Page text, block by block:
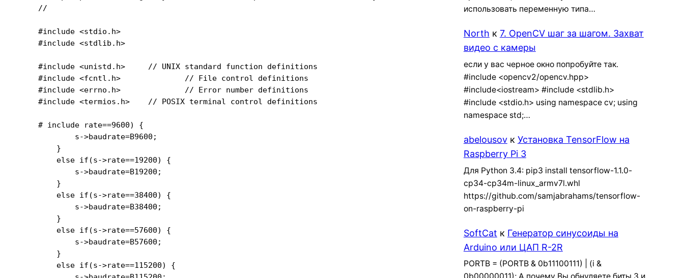
//
#include <stdio.h>
#include <stdlib.h>
#include <unistd.h> 	// UNIX standard function definitions
#include <fcntl.h> 		// File control definitions
#include <errno.h> 		// Error number definitions
#include <termios.h> 	// POSIX terminal control definitions
# include
rate==9600) {
        s->baudrate=B9600;
    }
    else if(s->rate==19200) {
        s->baudrate=B19200;
    }
    else if(s->rate==38400) {
        s->baudrate=B38400;
    }
    else if(s->rate==57600) {
        s->baudrate=B57600;
    }
    else if(s->rate==115200) {
использовать переменную типа…
North к 7. OpenCV шаг за шагом. Захват
видео с камеры
если у вас черное окно попробуйте так.
#include <opencv2/opencv.hpp>
#include<iostream> #include <stdlib.h>
#include <stdio.h> using namespace cv; using
namespace std;…
abelousovк Установка TensorFlow на
Raspberry Pi 3
Для Python 3.4: pip3 install tensorflow-1.1.0-
cp34-cp34m-linux_armv7l.whl
https://github.com/samjabrahams/tensorflow-
on-raspberry-pi
SoftCat к Генератор синусоиды на
Arduino или ЦАП R-2R
PORTB = (PORTB & 0b11100111) | (i &